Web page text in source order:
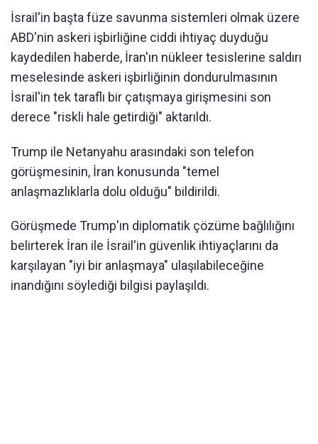
İsrail'in başta füze savunma sistemleri olmak üzere
ABD'nin askeri işbirliğine ciddi ihtiyaç duyduğu
kaydedilen haberde, İran'ın nükleer tesislerine saldırı
meselesinde askeri işbirliğinin dondurulmasının
İsrail'in tek taraflı bir çatışmaya girişmesini son
derece "riskli hale getirdiği" aktarıldı.
Trump ile Netanyahu arasındaki son telefon
görüşmesinin, İran konusunda "temel
anlaşmazlıklarla dolu olduğu" bildirildi.
Görüşmede Trump'ın diplomatik çözüme bağlılığını
belirterek İran ile İsrail'in güvenlik ihtiyaçlarını da
karşılayan "iyi bir anlaşmaya" ulaşılabileceğine
inandığını söylediği bilgisi paylaşıldı.